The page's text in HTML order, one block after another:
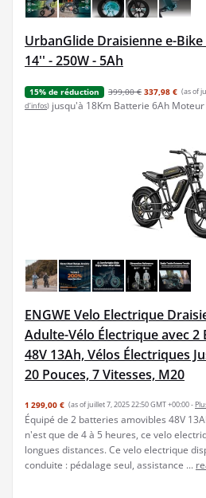
UrbanGlide Draisienne e-Bike
14'' - 250W - 5Ah
15% de réduction 399,00 € 337,98 € (as of
d’infos) jusqu'à 18Km Batterie 6Ah
ENGWE Velo Electrique
Adulte-Vélo Électrique avec
48V 13Ah, Vélos Électriques
20 Pouces, 7 Vitesses, M20
1 299,00 € (as of juillet 7, 2025 22:50 GMT +00:00 -
Équipé de 2 batteries amovibles 48V
n'est que de 4 à 5 heures, ce velo
longues distances. Ce velo electrique
conduite : pédalage seul, assistance ...